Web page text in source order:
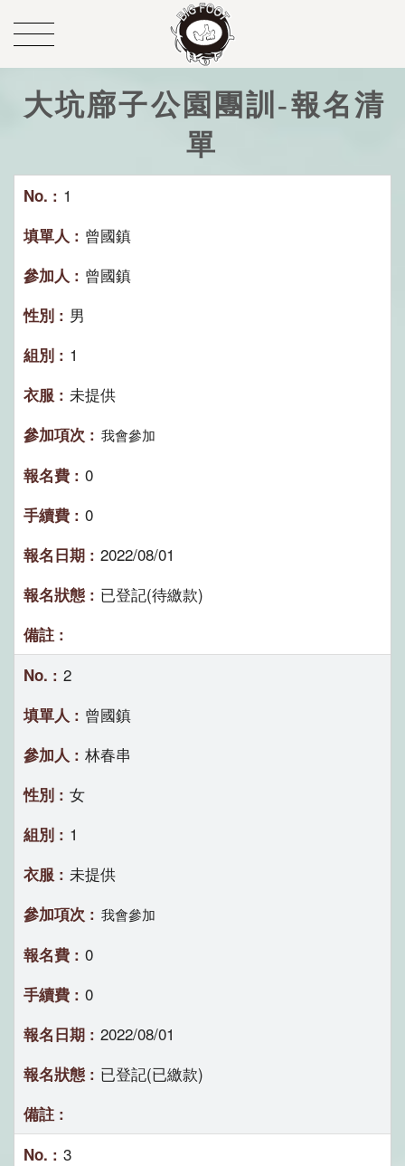
大坑廍子公園團訓-報名清
單
1
曾國鎮
曾國鎮
男
1
未提供
我會參加
0
0
2022/08/01
已登記(待繳款)
2
曾國鎮
林春串
女
1
未提供
我會參加
0
0
2022/08/01
已登記(已繳款)
3